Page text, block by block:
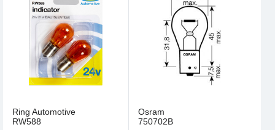
Ring Automotive
RW588
Osram
750702B